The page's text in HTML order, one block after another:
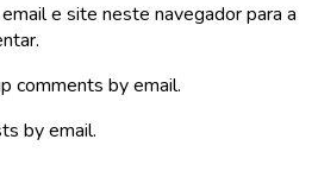
e site neste navegador para a
comments by email.
by email.